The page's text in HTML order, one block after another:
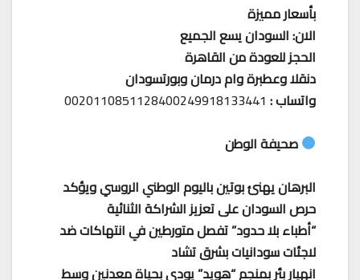
بأسعار مميزة
الان: السودان يسع الجميع
الحجز للعودة من القاهرة
دنقلا وعطبرة وام درمان وبورتسودان
واتساب : 0020110851128400249918133441
صحيفة الوطن
البرهان يهنئ بوتين باليوم الوطني الروسي ويؤكد
حرص السودان على تعزيز الشراكة الثنائية
“أطباء بلا حدود” تفصل متورطين في انتهاكات ضد
لاجئات سودانيات بشرق تشاد
انهيار بئر بمنجم “هويد” يودي بحياة معدنين وسط